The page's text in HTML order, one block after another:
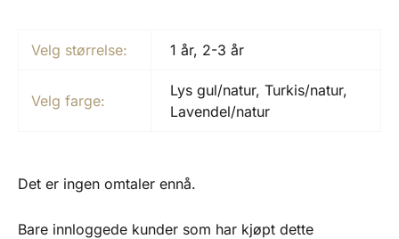
Velg størrelse: 1 år, 2-3 år
Velg farge:
Lys gul/natur, Turkis/natur,
Lavendel/natur
Det er ingen omtaler ennå.
Bare innloggede kunder som har kjøpt dette